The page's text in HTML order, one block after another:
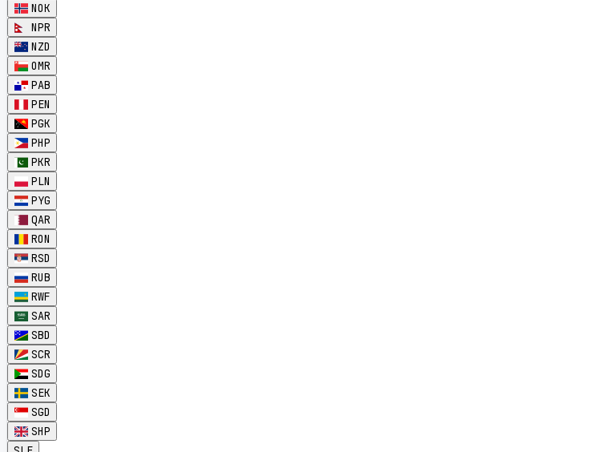
NOK
NPR
NZD
OMR
PAB
PEN
PGK
PHP
PKR
PLN
PYG
QAR
RON
RSD
RUB
RWF
SAR
SBD
SCR
SDG
SEK
SGD
SHP